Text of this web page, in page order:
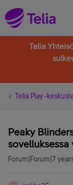
Telia
Telia Play -
Peaky
sovelluksessa
Forum|Forum|7